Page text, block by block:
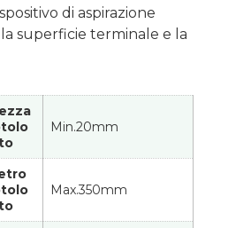
di aspirazione
superficie terminale e la
Min.20mm
Max.350mm